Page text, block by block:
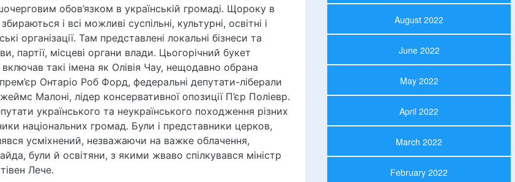
обов’язком в українській громаді. Щороку в
і всі можливі суспільні, культурні, освітні і
організації. Там представлені локальні бізнеси та
партії, місцеві органи влади. Цьогорічний букет
такі імена як Олівія Чау, нещодавно обрана
Онтаріо Роб Форд, федеральні депутати-ліберали
Малоні, лідер консервативної опозиції П’єр Поліевр.
українського та неукраїнського походження різних
національних громад. Були і представники церков,
усміхнений, незважаючи на важке облачення,
були й освітяни, з якими жваво спілкувався міністр
Лече.
August 2022
June 2022
May 2022
April 2022
March 2022
February 2022